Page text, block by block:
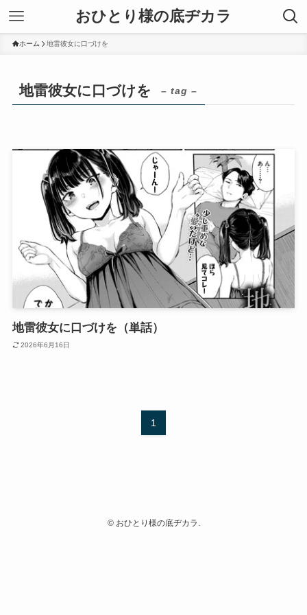
おひとり様の底ヂカラ
ホーム 地雷彼女に口づけを
地雷彼女に口づけを – tag –
地雷彼女に口づけを（単話）
2026年6月16日
1
©おひとり様の底ヂカラ.